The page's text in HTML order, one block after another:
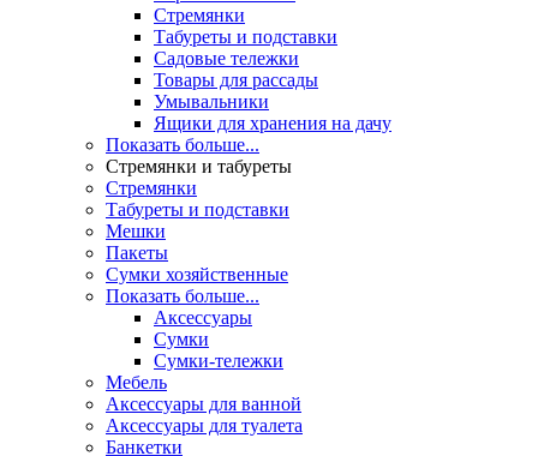
Стремянки
Табуреты и подставки
Садовые тележки
Товары для рассады
Умывальники
Ящики для хранения на дачу
Показать больше...
Стремянки и табуреты
Стремянки
Табуреты и подставки
Мешки
Пакеты
Сумки хозяйственные
Показать больше...
Аксессуары
Сумки
Сумки-тележки
Мебель
Аксессуары для ванной
Аксессуары для туалета
Банкетки